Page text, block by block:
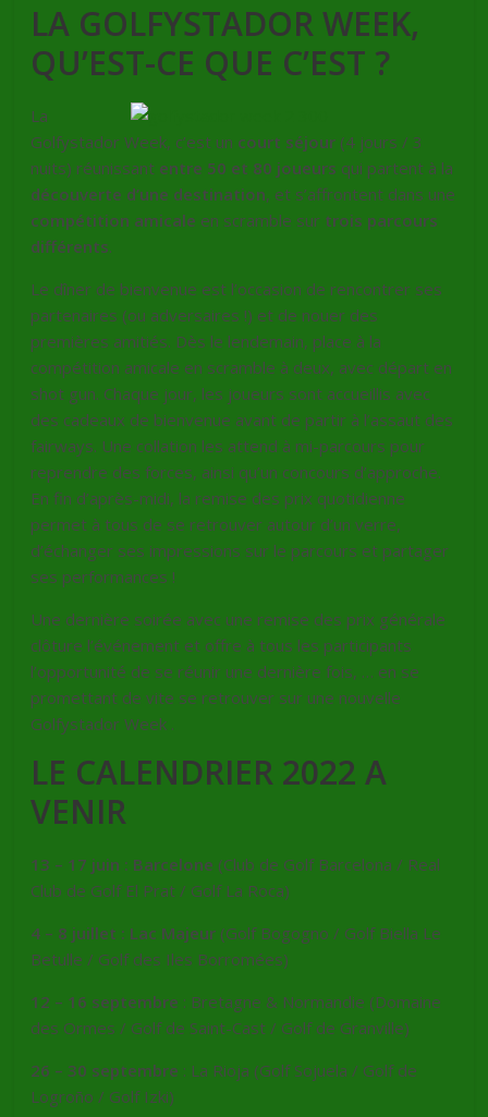
LA GOLFYSTADOR WEEK,
QU’EST-CE QUE C’EST ?
La
Golfystador Week, c’est un court séjour (4 jours / 3
nuits) réunissant entre 50 et 80 joueurs qui partent à la
découverte d’une destination, et s’affrontent dans une
compétition amicale en scramble sur trois parcours
différents.
Le dîner de bienvenue est l’occasion de rencontrer ses
partenaires (ou adversaires !) et de nouer des
premières amitiés. Dès le lendemain, place à la
compétition amicale en scramble à deux, avec départ en
shot gun. Chaque jour, les joueurs sont accueillis avec
des cadeaux de bienvenue avant de partir à l’assaut des
fairways. Une collation les attend à mi-parcours pour
reprendre des forces, ainsi qu’un concours d’approche.
En fin d’après-midi, la remise des prix quotidienne
permet à tous de se retrouver autour d’un verre,
d’échanger ses impressions sur le parcours et partager
ses performances !
Une dernière soirée avec une remise des prix générale
clôture l’événement et offre à tous les participants
l’opportunité de se réunir une dernière fois, … en se
promettant de vite se retrouver sur une nouvelle
Golfystador Week .
LE CALENDRIER 2022 A
VENIR
13 – 17 juin : Barcelone (Club de Golf Barcelona / Real
Club de Golf El Prat / Golf La Roca)
4 – 8 juillet : Lac Majeur (Golf Bogogno / Golf Biella Le
Betulle / Golf des Iles Borromées)
12 – 16 septembre : Bretagne & Normandie (Domaine
des Ormes / Golf de Saint-Cast / Golf de Granville)
26 – 30 septembre : La Rioja (Golf Sojuela / Golf de
Logroño / Golf Izki)